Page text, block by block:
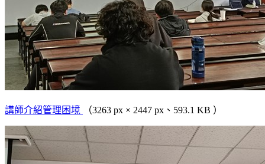
講師介紹管理困境 （3263 px × 2447 px、593.1 KB ）